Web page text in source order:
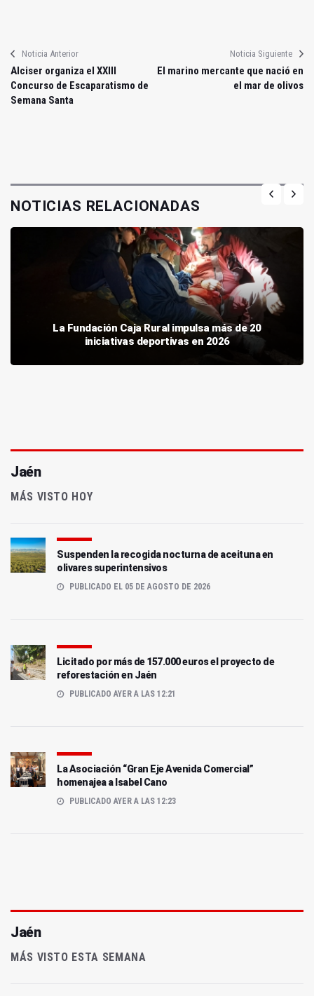
Noticia Anterior
Alciser organiza el XXIII
Concurso de Escaparatismo de
Semana Santa
Noticia Siguiente
El marino mercante que nació en
el mar de olivos
NOTICIAS RELACIONADAS
La Fundación Caja Rural impulsa más de 20
iniciativas deportivas en 2026
Jaén
MÁS VISTO HOY
Suspenden la recogida nocturna de aceituna en
olivares superintensivos
PUBLICADO EL 05 DE AGOSTO DE 2026
Licitado por más de 157.000 euros el proyecto de
reforestación en Jaén
PUBLICADO AYER A LAS 12:21
La Asociación “Gran Eje Avenida Comercial”
homenajea a Isabel Cano
PUBLICADO AYER A LAS 12:23
Jaén
MÁS VISTO ESTA SEMANA